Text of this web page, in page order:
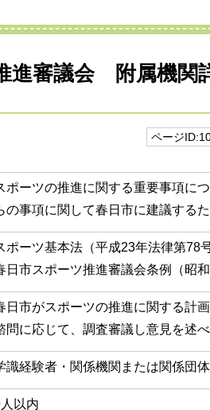
進審議会 附属機関
ページ
ポーツの推進に関する重要事項に
の事項に関して春日市に建議する
ポーツ基本法（平成23年法律第78
日市スポーツ推進審議会条例（昭
日市がスポーツの推進に関する計
問に応じて、調査審議し意見を述
識経験者・関係機関または関係団
以内